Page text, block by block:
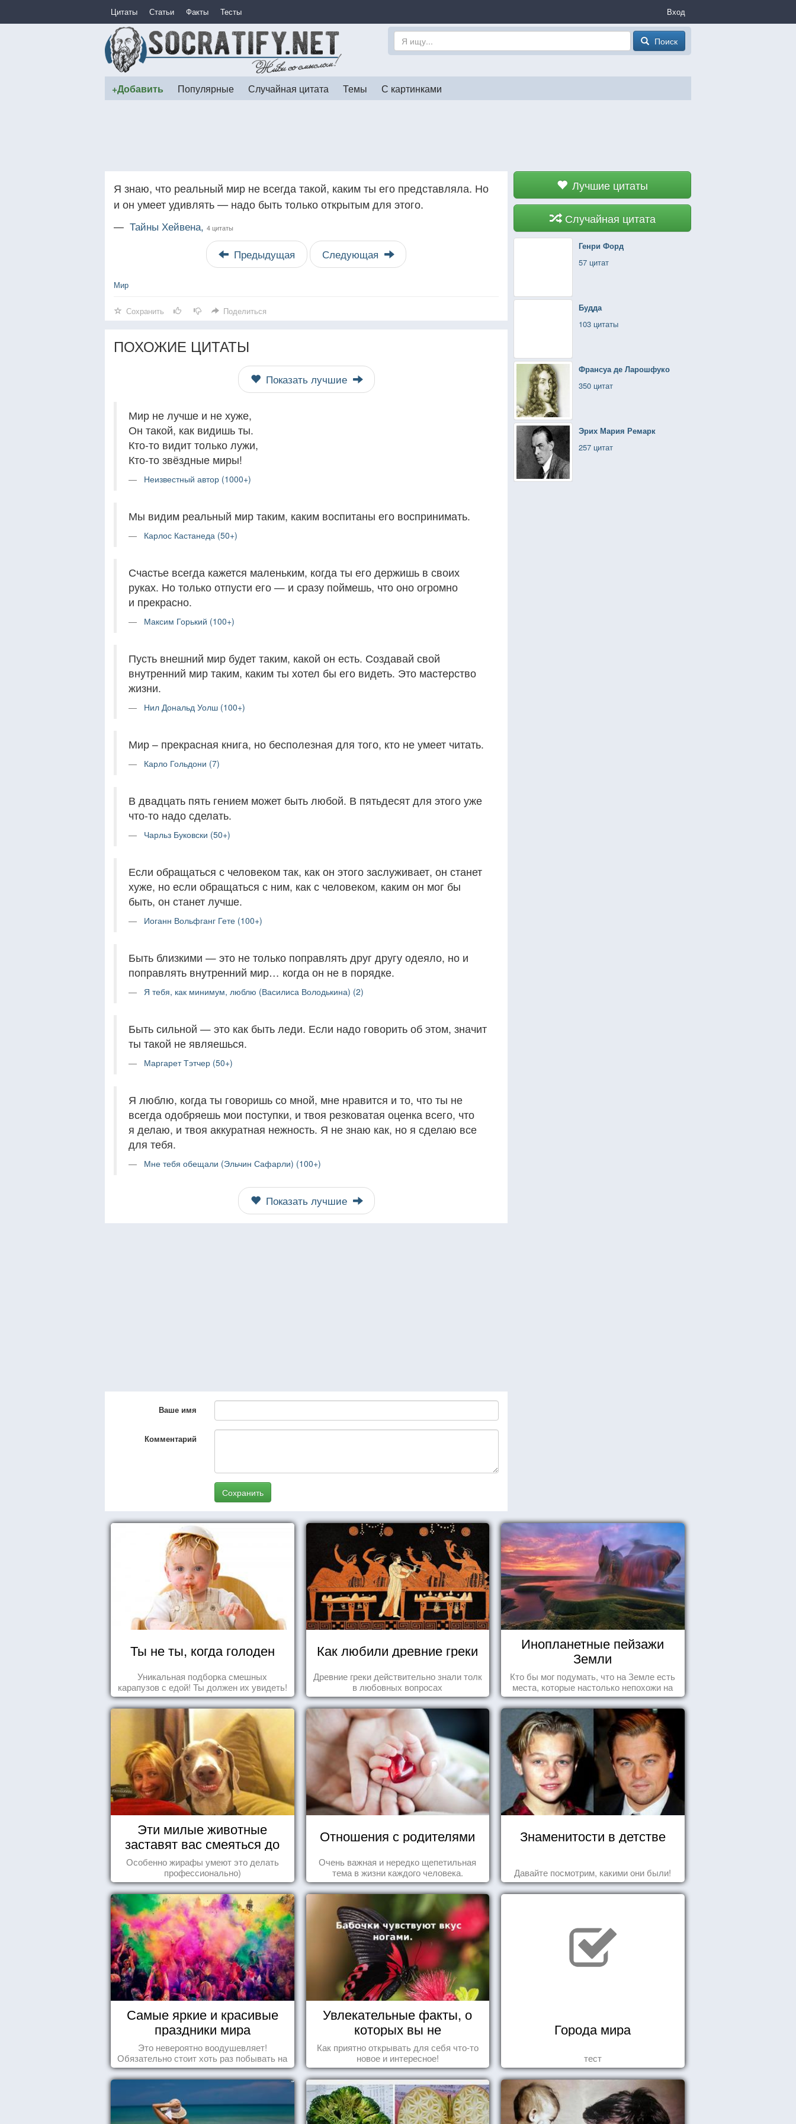
Цитаты Статьи Факты Тесты Вход
Поиск
+Добавить Популярные Случайная цитата Темы С картинками
Лучшие цитаты
Случайная цитата
Генри Форд
57 цитат
Будда
103 цитаты
Франсуа де Ларошфуко
350 цитат
Эрих Мария Ремарк
257 цитат
Я знаю, что реальный мир не всегда такой, каким ты его представляла. Но
и он умеет удивлять — надо быть только открытым для этого.
— Тайны Хейвена, 4 цитаты
Предыдущая Следующая
Мир
Сохранить Поделиться
ПОХОЖИЕ ЦИТАТЫ
Показать лучшие
Мир не лучше и не хуже,
Он такой, как видишь ты.
Кто-то видит только лужи,
Кто-то звёздные миры!
Неизвестный автор (1000+)
Мы видим реальный мир таким, каким воспитаны его воспринимать.
Карлос Кастанеда (50+)
Счастье всегда кажется маленьким, когда ты его держишь в своих
руках. Но только отпусти его — и сразу поймешь, что оно огромно
и прекрасно.
Максим Горький (100+)
Пусть внешний мир будет таким, какой он есть. Создавай свой
внутренний мир таким, каким ты хотел бы его видеть. Это мастерство
жизни.
Нил Дональд Уолш (100+)
Мир – прекрасная книга, но бесполезная для того, кто не умеет читать.
Карло Гольдони (7)
В двадцать пять гением может быть любой. В пятьдесят для этого уже
что-то надо сделать.
Чарльз Буковски (50+)
Если обращаться с человеком так, как он этого заслуживает, он станет
хуже, но если обращаться с ним, как с человеком, каким он мог бы
быть, он станет лучше.
Иоганн Вольфганг Гете (100+)
Быть близкими — это не только поправлять друг другу одеяло, но и
поправлять внутренний мир… когда он не в порядке.
Я тебя, как минимум, люблю (Василиса Володькина) (2)
Быть сильной — это как быть леди. Если надо говорить об этом, значит
ты такой не являешься.
Маргарет Тэтчер (50+)
Я люблю, когда ты говоришь со мной, мне нравится и то, что ты не
всегда одобряешь мои поступки, и твоя резковатая оценка всего, что
я делаю, и твоя аккуратная нежность. Я не знаю как, но я сделаю все
для тебя.
Мне тебя обещали (Эльчин Сафарли) (100+)
Показать лучшие
Ваше имя
Комментарий
Сохранить
Ты не ты, когда голоден
Уникальная подборка смешных
карапузов с едой! Ты должен их увидеть!
Как любили древние греки
Древние греки действительно знали толк
в любовных вопросах
Инопланетные пейзажи
Земли
Кто бы мог подумать, что на Земле есть
места, которые настолько непохожи на
привычные для человечества пейзажи,
что кажутся и вовсе инопланетными!
Эти милые животные
заставят вас смеяться до
упаду!
Особенно жирафы умеют это делать
профессионально)
Отношения с родителями
Очень важная и нередко щепетильная
тема в жизни каждого человека.
Знаменитости в детстве
Давайте посмотрим, какими они были!
Самые яркие и красивые
праздники мира
Это невероятно воодушевляет!
Обязательно стоит хоть раз побывать на
подобных мероприятиях и получить
массу впечатлений!
Увлекательные факты, о
которых вы не
догадывались!
Как приятно открывать для себя что-то
новое и интересное!
Города мира
тест